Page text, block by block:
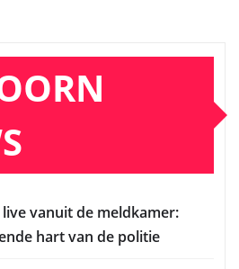
vanuit de meldkamer:
hart van de politie